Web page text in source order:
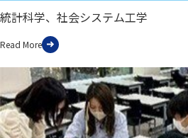
統計科学、社会システム工学
Read More